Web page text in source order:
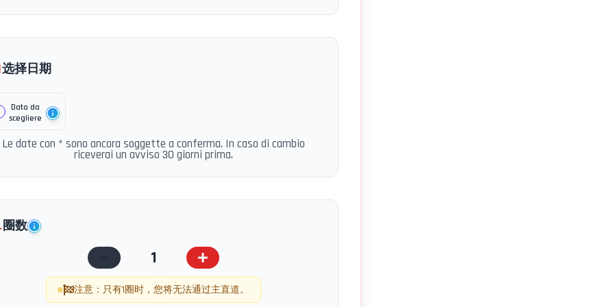
选择日期
Data da
scegliere
Le date con * sono ancora soggette a conferma. In caso di cambio
riceverai un avviso 30 giorni prima.
圈数
1
注意：只有1圈时，您将无法通过主直道。